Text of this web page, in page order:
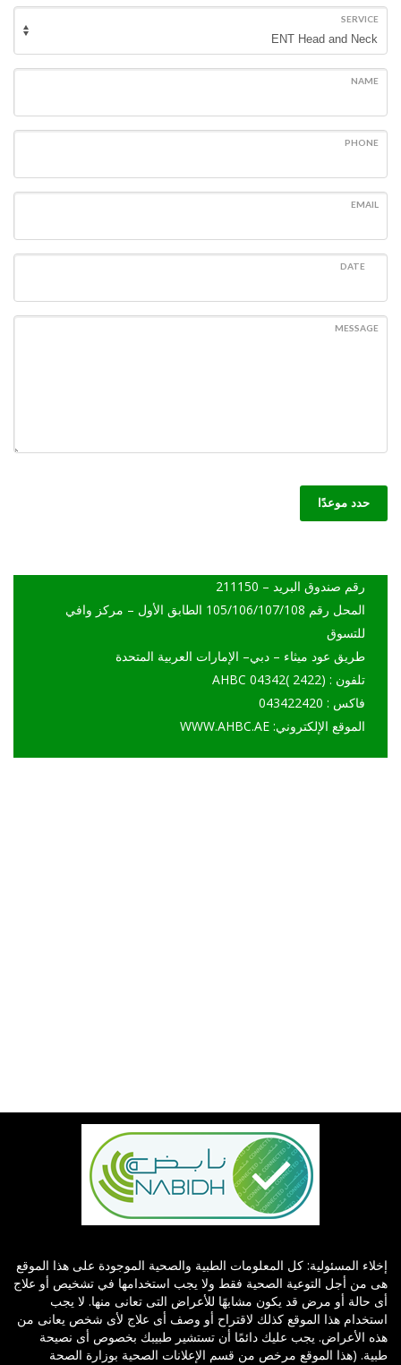
SERVICE
NAME
PHONE
EMAIL
DATE
MESSAGE
حدد موعدًا
رقم صندوق البريد – 211150
المحل رقم 105/106/107/108 الطابق الأول – مركز وافي
للتسوق
طريق عود ميثاء – دبي– الإمارات العربية المتحدة
تلفون : (2422 )AHBC 04342
فاكس : 043422420
الموقع الإلكتروني: WWW.AHBC.AE
إخلاء المسئولية: كل المعلومات الطبية والصحية الموجودة على هذا الموقع
هى من أجل التوعية الصحية فقط ولا يجب استخدامها في تشخيص أو علاج
أى حالة أو مرض قد يكون مشابهًا للأعراض التى تعانى منها. لا يجب
استخدام هذا الموقع كذلك لاقتراح أو وصف أى علاج لأى شخص يعانى من
هذه الأعراض. يجب عليك دائمًا أن تستشير طبيبك بخصوص أى نصيحة
طبية. (هذا الموقع مرخص من قسم الإعلانات الصحية بوزارة الصحة